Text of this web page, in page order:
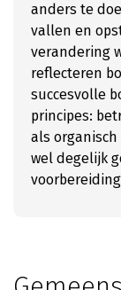
anders te
vallen en
verandering
reflecteren
succesvolle
principes:
als
wel degelijk